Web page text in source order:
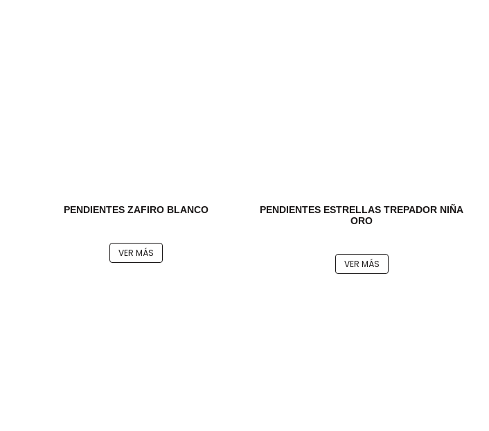
PENDIENTES ZAFIRO BLANCO
VER MÁS
PENDIENTES ESTRELLAS TREPADOR NIÑA
ORO
VER MÁS